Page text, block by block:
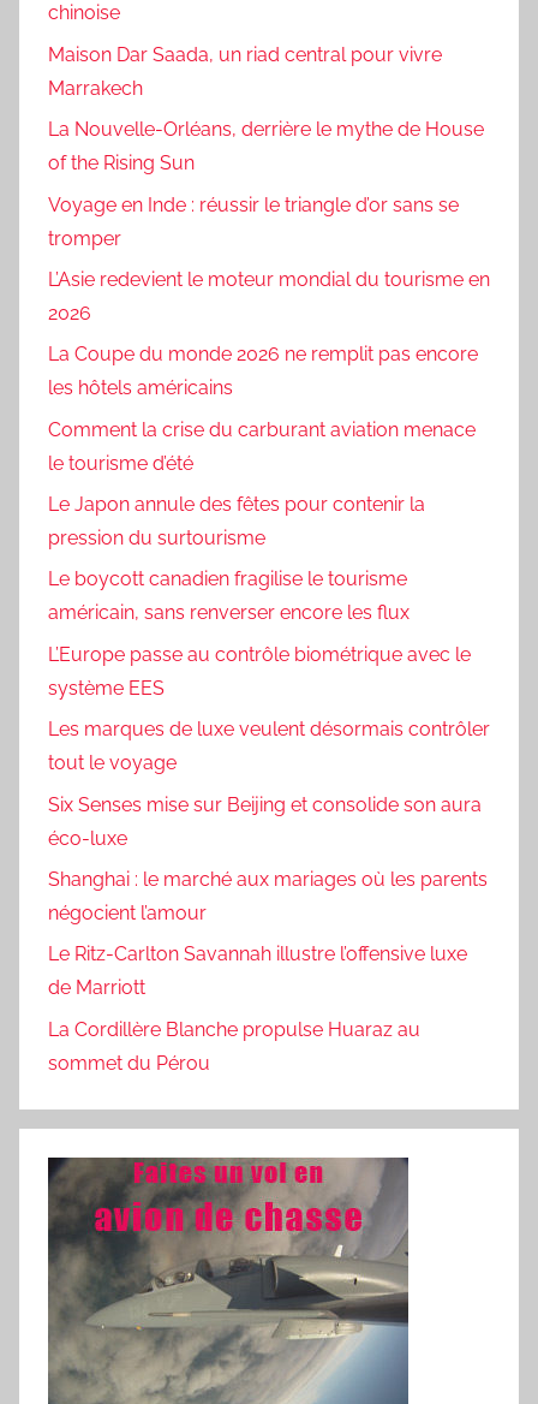
chinoise
Maison Dar Saada, un riad central pour vivre
Marrakech
La Nouvelle-Orléans, derrière le mythe de House
of the Rising Sun
Voyage en Inde : réussir le triangle d’or sans se
tromper
L’Asie redevient le moteur mondial du tourisme en
2026
La Coupe du monde 2026 ne remplit pas encore
les hôtels américains
Comment la crise du carburant aviation menace
le tourisme d’été
Le Japon annule des fêtes pour contenir la
pression du surtourisme
Le boycott canadien fragilise le tourisme
américain, sans renverser encore les flux
L’Europe passe au contrôle biométrique avec le
système EES
Les marques de luxe veulent désormais contrôler
tout le voyage
Six Senses mise sur Beijing et consolide son aura
éco-luxe
Shanghai : le marché aux mariages où les parents
négocient l’amour
Le Ritz-Carlton Savannah illustre l’offensive luxe
de Marriott
La Cordillère Blanche propulse Huaraz au
sommet du Pérou